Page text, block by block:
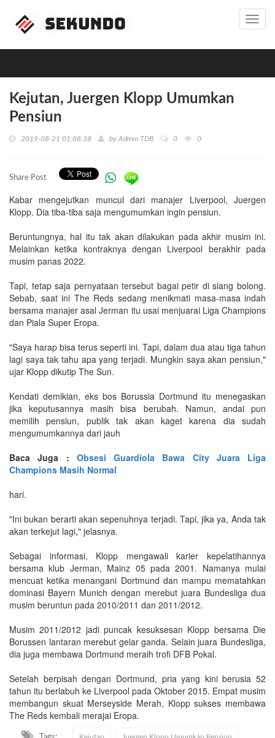
Kejutan, Juergen Klopp Umumkan
Pensiun
2019-08-21 01:08:38 by Admin TDB 0 0
Share Post
Kabar mengejutkan muncul dari manajer Liverpool, Juergen
Klopp. Dia tiba-tiba saja mengumumkan ingin pensiun.
Beruntungnya, hal itu tak akan dilakukan pada akhir musim ini.
Melainkan ketika kontraknya dengan Liverpool berakhir pada
musim panas 2022.
Tapi, tetap saja pernyataan tersebut bagai petir di siang bolong.
Sebab, saat ini The Reds sedang menikmati masa-masa indah
bersama manajer asal Jerman itu usai menjuarai Liga Champions
dan Piala Super Eropa.
"Saya harap bisa terus seperti ini. Tapi, dalam dua atau tiga tahun
lagi saya tak tahu apa yang terjadi. Mungkin saya akan pensiun,"
ujar Klopp dikutip The Sun.
Kendati demikian, eks bos Borussia Dortmund itu menegaskan
jika keputusannya masih bisa berubah. Namun, andai pun
memilih pensiun, publik tak akan kaget karena dia sudah
mengumumkannya dari jauh
Baca Juga : Obsesi Guardiola Bawa City Juara Liga
Champions Masih Normal
hari.
"Ini bukan berarti akan sepenuhnya terjadi. Tapi, jika ya, Anda tak
akan terkejut lagi," jelasnya.
Sebagai informasi, Klopp mengawali karier kepelatihannya
bersama klub Jerman, Mainz 05 pada 2001. Namanya mulai
mencuat ketika menangani Dortmund dan mampu mematahkan
dominasi Bayern Munich dengan merebut juara Bundesliga dua
musim beruntun pada 2010/2011 dan 2011/2012.
Musim 2011/2012 jadi puncak kesuksesan Klopp bersama Die
Borussen lantaran merebut gelar ganda. Selain juara Bundesliga,
dia juga membawa Dortmund meraih trofi DFB Pokal.
Setelah berpisah dengan Dortmund, pria yang kini berusia 52
tahun itu berlabuh ke Liverpool pada Oktober 2015. Empat musim
membangun skuat Merseyside Merah, Klopp sukses membawa
The Reds kembali merajai Eropa.